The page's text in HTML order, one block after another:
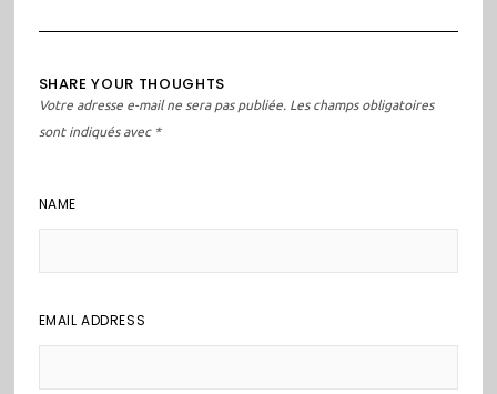
SHARE YOUR THOUGHTS
Votre adresse e-mail ne sera pas publiée. Les champs obligatoires
sont indiqués avec *
NAME
EMAIL ADDRESS